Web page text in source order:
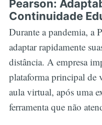
Pearson:
Continuidade
Durante a pandemia, a
adaptar rapidamente
distância. A empresa
plataforma principal de
aula virtual, após uma
ferramenta que não